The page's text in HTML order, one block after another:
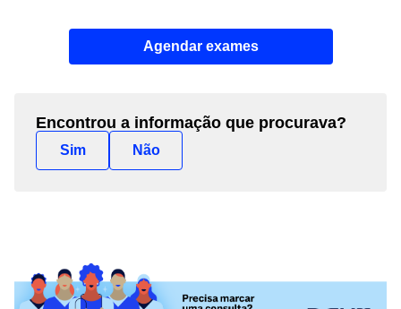
Agendar exames
Encontrou a informação que procurava?
Sim Não